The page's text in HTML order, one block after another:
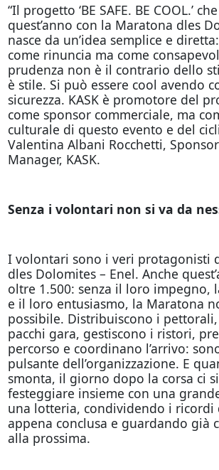
“Il progetto ‘BE SAFE. BE COOL.’
quest’anno con la Maratona dles
nasce da un’idea semplice e
come rinuncia ma come
prudenza non è il contrario dello
è stile. Si può essere cool avendo
sicurezza. KASK è promotore del
come sponsor commerciale, ma
culturale di questo evento e del
Valentina Albani Rocchetti,
Manager, KASK.
Senza i volontari non si va da
I volontari sono i veri protagonisti
dles Dolomites – Enel. Anche
oltre 1.500: senza il loro impegno,
e il loro entusiasmo, la Maratona
possibile. Distribuiscono i
pacchi gara, gestiscono i ristori,
percorso e coordinano l’arrivo:
pulsante dell’organizzazione. E
smonta, il giorno dopo la corsa ci
festeggiare insieme con una
una lotteria, condividendo i ricordi
appena conclusa e guardando già
alla prossima.